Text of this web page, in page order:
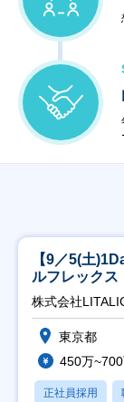
【9／5(土
ルフレックス
株式会社
東京都
450万
正社員採用